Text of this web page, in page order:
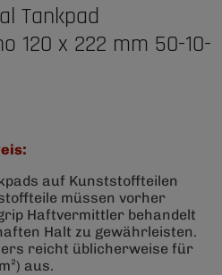
Tankpad
120 x 222 mm 50-10-
auf Kunststoffteilen
müssen vorher
Haftvermittler behandelt
Halt zu gewährleisten.
reicht üblicherweise für
aus.